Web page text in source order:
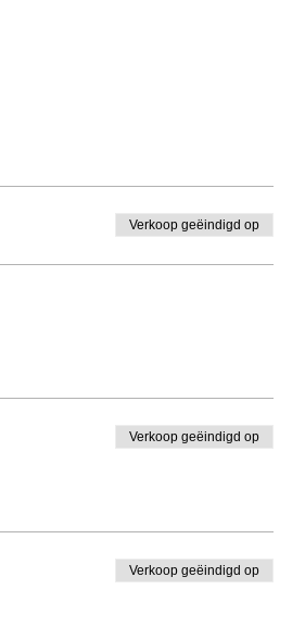
Verkoop geëindigd op
Verkoop geëindigd op
Verkoop geëindigd op